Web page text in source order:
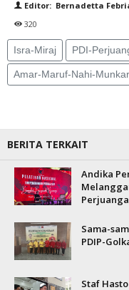
Editor: Bernadetta
320
Isra-Miraj PDI-
Amar-Maruf-Nahi-Munkar
BERITA TERKAIT
Andika
Sama-
PDIP-
Staf